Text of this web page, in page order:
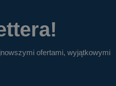
ofertami, wyjątkowymi